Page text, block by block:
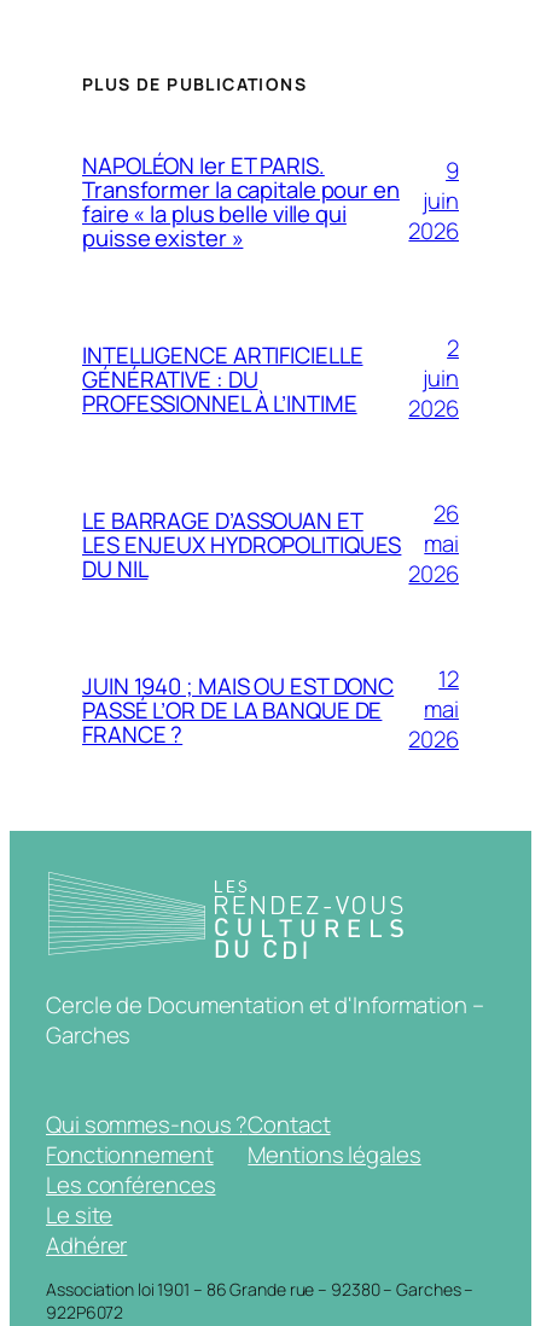
PLUS DE PUBLICATIONS
NAPOLÉON Ier ET PARIS.
Transformer la capitale pour en
faire « la plus belle ville qui
puisse exister »
9
juin
2026
INTELLIGENCE ARTIFICIELLE
GÉNÉRATIVE : DU
PROFESSIONNEL À L’INTIME
2
juin
2026
LE BARRAGE D’ASSOUAN ET
LES ENJEUX HYDROPOLITIQUES
DU NIL
26
mai
2026
JUIN 1940 ; MAIS OU EST DONC
PASSÉ L’OR DE LA BANQUE DE
FRANCE ?
12
mai
2026
Cercle de Documentation et d'Information –
Garches
Qui sommes-nous ?
Fonctionnement
Les conférences
Le site
Adhérer
Contact
Mentions légales
Association loi 1901 – 86 Grande rue – 92380 – Garches –
922P6072